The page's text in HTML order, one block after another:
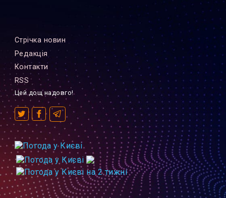
Стрiчка новин
Редакцiя
Контакти
RSS
Цей дощ надовго!